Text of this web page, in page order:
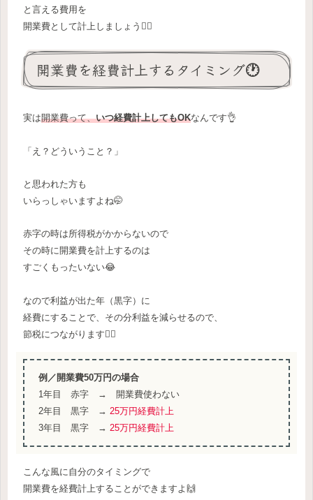
と言える費用を
開業費として計上しましょう🙋‍♀️
開業費を経費計上するタイミング🕐
実は開業費って、いつ経費計上してもOKなんです👌
「え？どういうこと？」
と思われた方も
いらっしゃいますよね🤭
赤字の時は所得税がかからないので
その時に開業費を計上するのは
すごくもったいない😂
なので利益が出た年（黒字）に
経費にすることで、その分利益を減らせるので、
節税につながります🙆‍♀️
例／開業費50万円の場合
1年目 赤字 → 開業費使わない
2年目 黒字 → 25万円経費計上
3年目 黒字 → 25万円経費計上
こんな風に自分のタイミングで
開業費を経費計上することができますよ🙌